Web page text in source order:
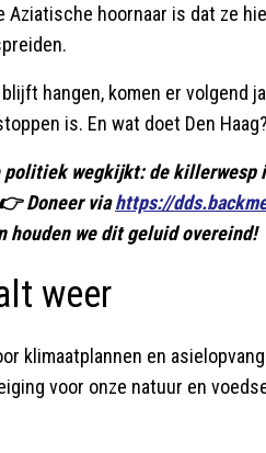
Aziatische hoornaar is dat ze
hangen, komen er volgend
is. En wat doet Den
politiek wegkijkt: de
Doneer viahttps://
houden we dit geluid overeind!
weer
klimaatplannen en
voor onze natuur en